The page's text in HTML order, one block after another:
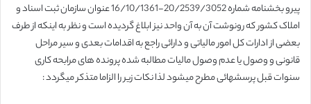
پیرو بخشنامه شماره 20/2539/3052-16/10/1361 عنوان سازمان ثبت اسناد و
املاک کشور که رونوشت آن به آن واحد نیز ابلاغ گردیده است و نظر به اینکه از طرف
بعضی از ادارات کل امور مالیاتی و دارائی راجع به اقدامات بعدی و سیر مراحل
قانونی و وصول یا عدم وصول مالیات مطالبه شده پرونده های مرابحه کاری
سنوات قبل پرسشهائی مطرح میشود لذا نکات زیر را الزاما متذکر میگردد :